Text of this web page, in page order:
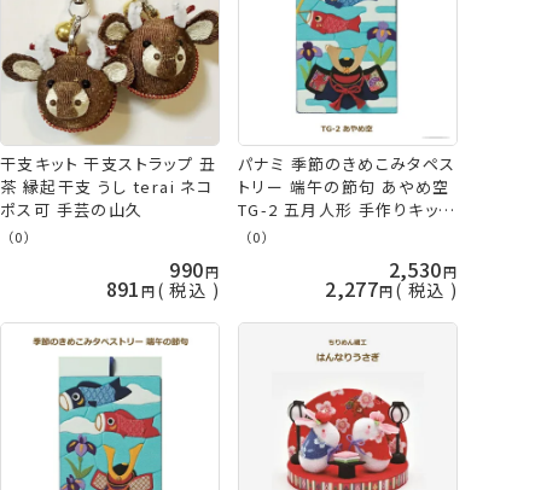
干支キット 干支ストラップ 丑
茶 縁起干支 うし terai ネコ
ポス可 手芸の山久
（0）
990
891 税込
パナミ 季節のきめこみタペス
トリー 端午の節句 あやめ空
TG-2 五月人形 手作りキット
節句 取寄せ商品 手芸の山久
（0）
2,530
2,277 税込